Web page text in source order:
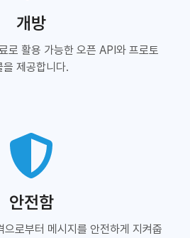
개방
로 활용 가능한 오픈 API와 프로토
을 제공합니다.
안전함
으로부터 메시지를 안전하게 지켜줍